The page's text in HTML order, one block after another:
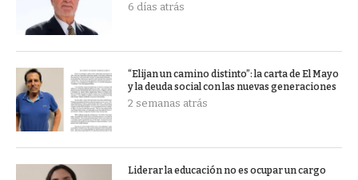
6 días atrás
“Elijan un camino distinto”: la carta de El Mayo
y la deuda social con las nuevas generaciones
2 semanas atrás
Liderar la educación no es ocupar un cargo